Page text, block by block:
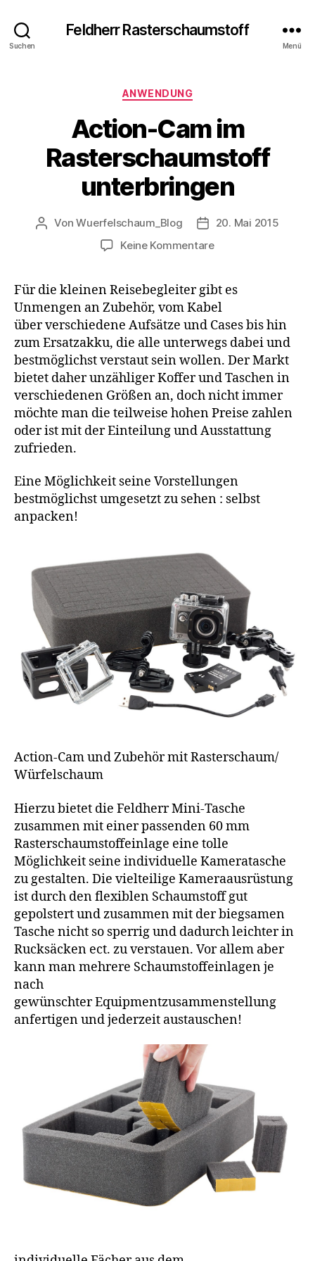
Suchen
Feldherr Rasterschaumstoff
Menü
Kategorien
ANWENDUNG
Action-Cam im
Rasterschaumstoff
unterbringen
Beitragsautor
VonWuerfelschaum_Blog
20. Mai 2015
Keine Kommentarezu
im
Rasterschaumstoff
unterbringen
Für die kleinen Reisebegleiter gibt es
Unmengen an Zubehör, vom Kabel
über verschiedene Aufsätze und Cases bis hin
zum Ersatzakku, die alle unterwegs dabei und
bestmöglichst verstaut sein wollen. Der Markt
bietet daher unzähliger Koffer und Taschen in
verschiedenen Größen an, doch nicht immer
möchte man die teilweise hohen Preise zahlen
oder ist mit der Einteilung und Ausstattung
zufrieden.
Eine Möglichkeit seine Vorstellungen
bestmöglichst umgesetzt zu sehen : selbst
anpacken!
Action-Cam und Zubehör mit Rasterschaum/
Würfelschaum
Hierzu bietet die Feldherr Mini-Tasche
zusammen mit einer passenden 60 mm
Rasterschaumstoffeinlage eine tolle
Möglichkeit seine individuelle Kameratasche
zu gestalten. Die vielteilige Kameraausrüstung
ist durch den flexiblen Schaumstoff gut
gepolstert und zusammen mit der biegsamen
Tasche nicht so sperrig und dadurch leichter in
Rucksäcken ect. zu verstauen. Vor allem aber
kann man mehrere Schaumstoffeinlagen je
nach
gewünschter Equipmentzusammenstellung
anfertigen und jederzeit austauschen!